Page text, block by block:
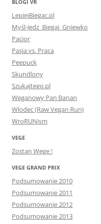
BLOGI VR
LepiejBiegac.pl
Myśl-Jedz_Biegaj_Gniewko
Pacior
Pasja vs. Praca
Peepuck
Skundlony
Szukajtego.pl
Weganowy Pan Banan
Wlodec (Raw Vegan Run)
WroRUNism
VEGE
Zostan Wege !
VEGE GRAND PRIX
Podsumowanie 2010
Podsumowanie 2011
Podsumowanie 2012
Podsumowanie 2013